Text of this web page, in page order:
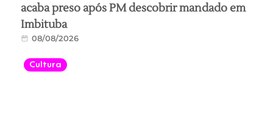
acaba preso após PM descobrir mandado em
Imbituba
08/08/2026
Cultura